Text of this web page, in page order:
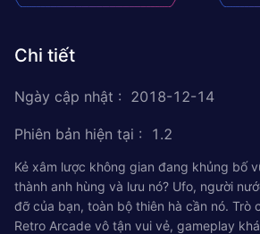
Chi tiết
Ngày cập nhật : 2018-12-14
Phiên bản hiện tại : 1.2
Kẻ xâm lược không gian đang khủng bố
thành anh hùng và lưu nó? Ufo, người
đỡ của bạn, toàn bộ thiên hà cần nó. Trò
Retro Arcade vô tận vui vẻ, gameplay